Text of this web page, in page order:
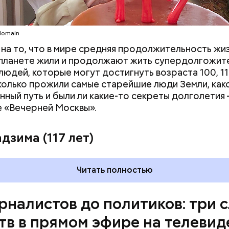
то, что в мире средняя продолжительность
жили и продолжают жить
которые могут достигнуть возраста 100,
прожили самые старейшие люди Земли,
путь и были ли какие-то секреты
«Вечерней Москвы».
(117 лет)
Читать полностью
до политиков: три
в прямом эфире на
2015 года в американском штате Вирджиния двое
местного телеканала WDBJ7 — репортер
Адам Уорд — делали прямой репортаж о
на улице брали интервью у
местной Торговой палаты Вики Гарднер. В этот
где они находились, ворвался бывший
Ли Харви Освальда